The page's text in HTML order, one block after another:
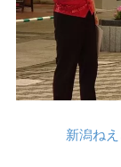
新潟ね